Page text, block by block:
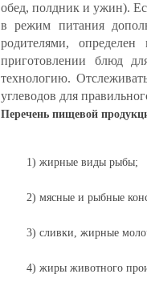
обед, полдник и ужин).
в режим питания
родителями,
приготовлении блюд
технологию.
углеводов для
Перечень пищевой
1) жирные виды рыбы;
2) мясные и рыбные
3) сливки, жирные
4) жиры животного